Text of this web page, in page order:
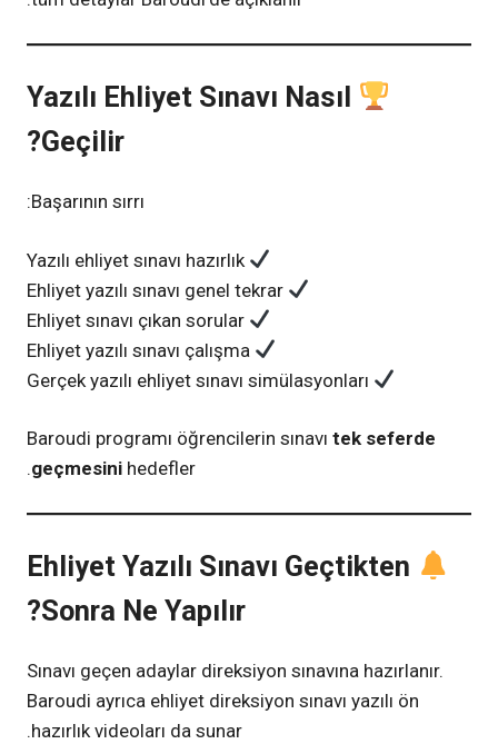
Yazılı Ehliyet Sınavı Nasıl
Geçilir?
Başarının sırrı:
Baroudi programı öğrencilerin sınavı tek seferde
geçmesini hedefler.
Ehliyet Yazılı Sınavı Geçtikten
Sonra Ne Yapılır?
Sınavı geçen adaylar direksiyon sınavına hazırlanır.
Baroudi ayrıca ehliyet direksiyon sınavı yazılı ön
hazırlık videoları da sunar.